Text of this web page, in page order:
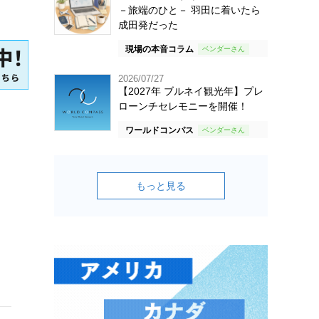
－旅端のひと－ 羽田に着いたら
成田発だった
現場の本音コラム
2026/07/27
【2027年 ブルネイ観光年】プレ
ローンチセレモニーを開催！
ワールドコンパス
もっと見る